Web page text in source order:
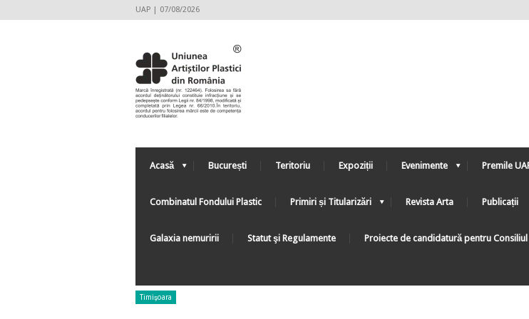
UAP | 07/08/2026
Acasă București Teritoriu Expoziții Evenimente Premile
Combinatul Fondului Plastic Primiri și Titularizări Revista Arta Publicații
Galaxia nemuririi Statut şi Regulamente Proiecte de candidatură pentru
Timişoara